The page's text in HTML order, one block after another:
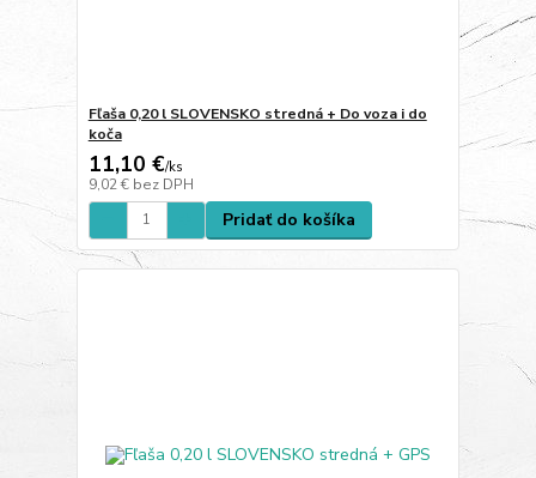
Fľaša 0,20 l SLOVENSKO stredná + Do voza i do
koča
11,10 €/ks
9,02 € bez DPH
Pridať do košíka